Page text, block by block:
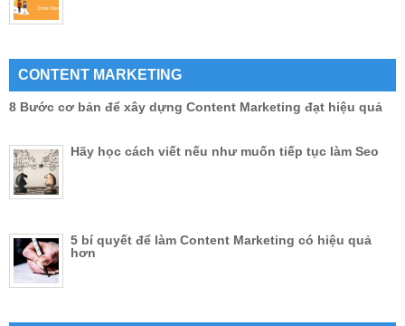
CONTENT MARKETING
8 Bước cơ bản để xây dựng Content Marketing đạt hiệu quả
Hãy học cách viết nếu như muốn tiếp tục làm Seo
5 bí quyết để làm Content Marketing có hiệu quả
hơn